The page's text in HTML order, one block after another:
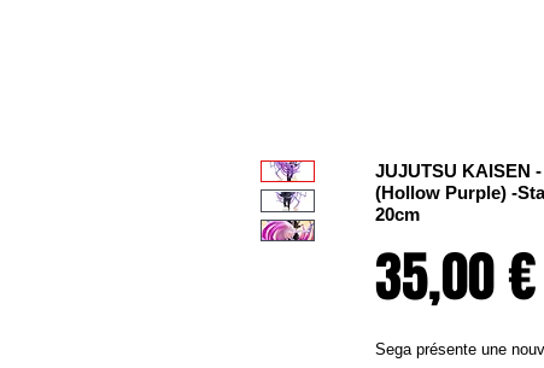
JUJUTSU KAISEN
(Hollow Purple) -
20cm
35,00 €
Sega présente une